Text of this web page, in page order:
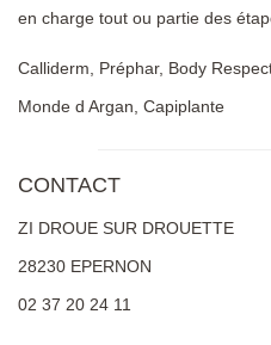
en charge tout ou partie des
Calliderm, Préphar, Body
Monde d Argan, Capiplante
CONTACT
ZI DROUE SUR DROUETTE
28230 EPERNON
02 37 20 24 11